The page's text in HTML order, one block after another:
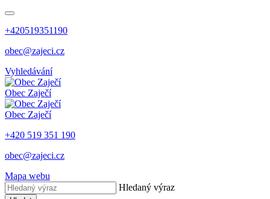
+420519351190
obec@zajeci.cz
Vyhledávání
Obec Zaječí
Obec Zaječí
+420 519 351 190
obec@zajeci.cz
Mapa webu
Hledaný výraz